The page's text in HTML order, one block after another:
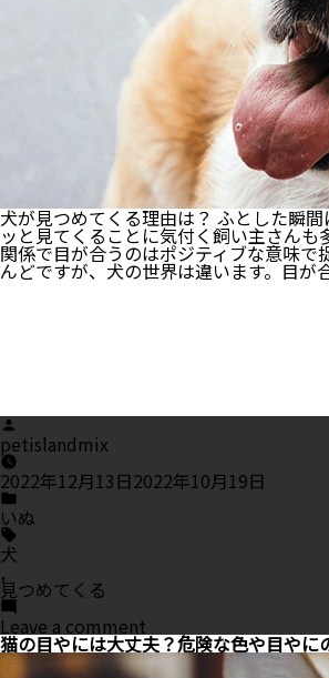
の？
理
由
と
や
め
さ
せ
る
方
法
と
は
犬が見つめてくる理由は？ ふとした瞬
ッと見てくることに気付く飼い主さんも
関係で目が合うのはポジティブな意味で
んどですが、犬の世界は違います。目
Posted
by
petislandmix
2022年12月13日2022年10月19日
Posted
in
いぬ
Tags:
犬
,
見つめてくる
Leave a comment
犬
が
猫の目やには大丈夫？危険な色や目やに